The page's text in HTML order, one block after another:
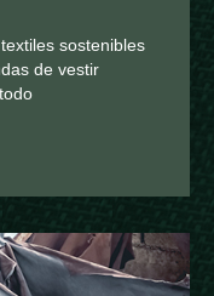
sostenibles
de vestir